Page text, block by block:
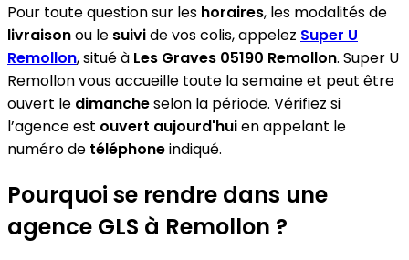
Pour toute question sur les horaires, les modalités de
livraisonou le suivide vos colis, appelez Super U
Remollon, situé à Les Graves 05190 Remollon. Super U
Remollon vous accueille toute la semaine et peut être
ouvert le dimancheselon la période. Vérifiez si
l’agence est ouvert aujourd'huien appelant le
numéro de téléphoneindiqué.
Pourquoi se rendre dans une
agence GLS à Remollon ?